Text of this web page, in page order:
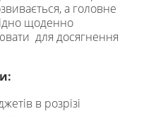
а головне
щоденно
для досягнення
в розрізі